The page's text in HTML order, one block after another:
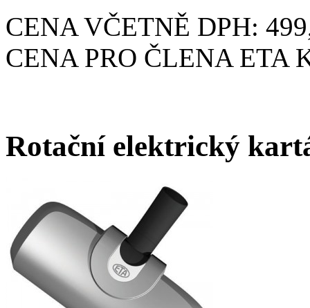
CENA VČETNĚ DPH:
CENA PRO ČLENA ETA
Rotační elektrický